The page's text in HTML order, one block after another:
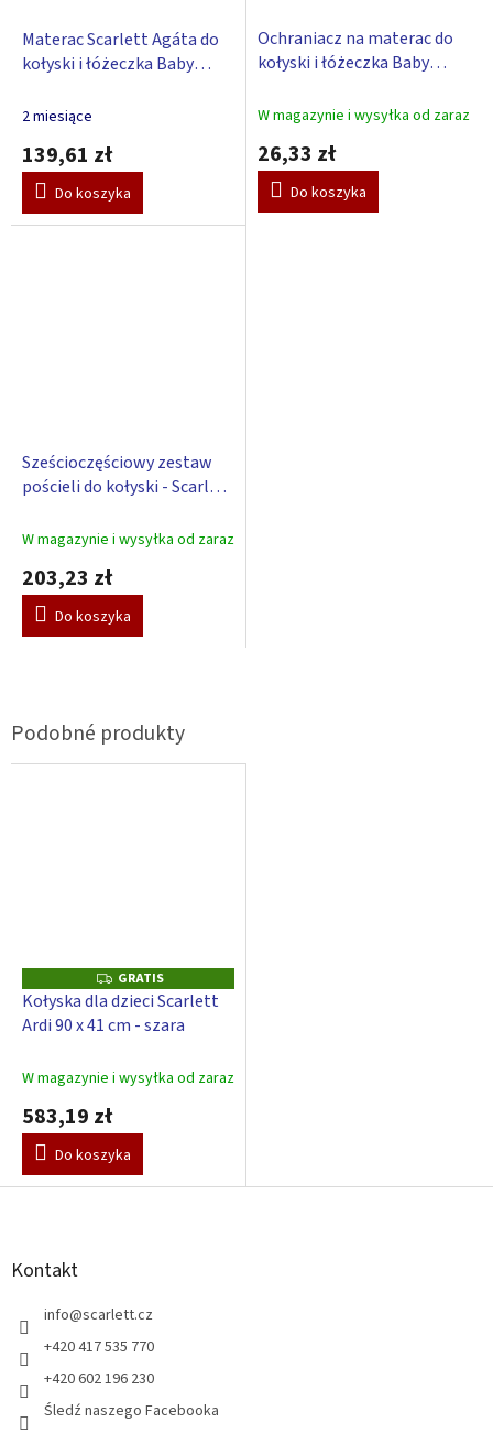
Materac Scarlett Agáta do
kołyski i łóżeczka Baby
kokos 90 x 41 x 8 cm
2 miesiące
139,61 zł
Do koszyka
Ochraniacz na materac do
kołyski i łóżeczka Baby
W magazynie i wysyłka od zaraz
26,33 zł
Do koszyka
Sześcioczęściowy zestaw
pościeli do kołyski - Scarlett
W magazynie i wysyłka od zaraz
203,23 zł
Do koszyka
G
R
A
T
GRATIS
Kołyska dla dzieci Scarlett
Ardi 90 x 41 cm - szara
W magazynie i wysyłka od zaraz
583,19 zł
Do koszyka
S
Kontakt
info@scarlett.cz
+420 417 535 770
+420 602 196 230
Śledź naszego Facebooka